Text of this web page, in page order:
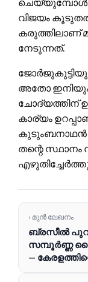
വിജയം കൂടുതൽ
കരുത്തിലാണ്
നേടുന്നത്.
അതോ
ചോദ്യത്തിന്
കാര്യം
കുടുംബനാഥൻ
തന്റെ സ്ഥാനം
‹ മുൻ ലേഖനം
ബ്രസീൽ
സമ്പൂർണ്ണ
—